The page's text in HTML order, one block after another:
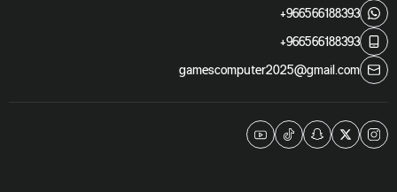
+966566188393
+966566188393
gamescomputer2025@gmail.com